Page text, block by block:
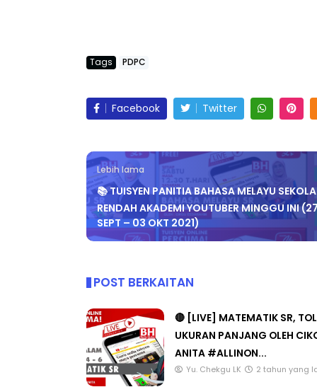
Tags PDPC
Facebook Twitter
Lebih lama
📚 TUISYEN PANITIA BAHASA MELAYU
RENDAH AKADEMI YOUTUBER MINGGU INI
SEPT – 03 OKT 2021)
POST BERKAITAN
🔴 [LIVE] MATEMATIK SR,
UKURAN PANJANG OLEH
ANITA #ALLINON...
Yu. Chekgu LK 2 tahun yang
[LIVE] PRINSIP PERAKAUNAN,
TUNTAS SOALAN 1 TRIAL
10 hari yang lalu